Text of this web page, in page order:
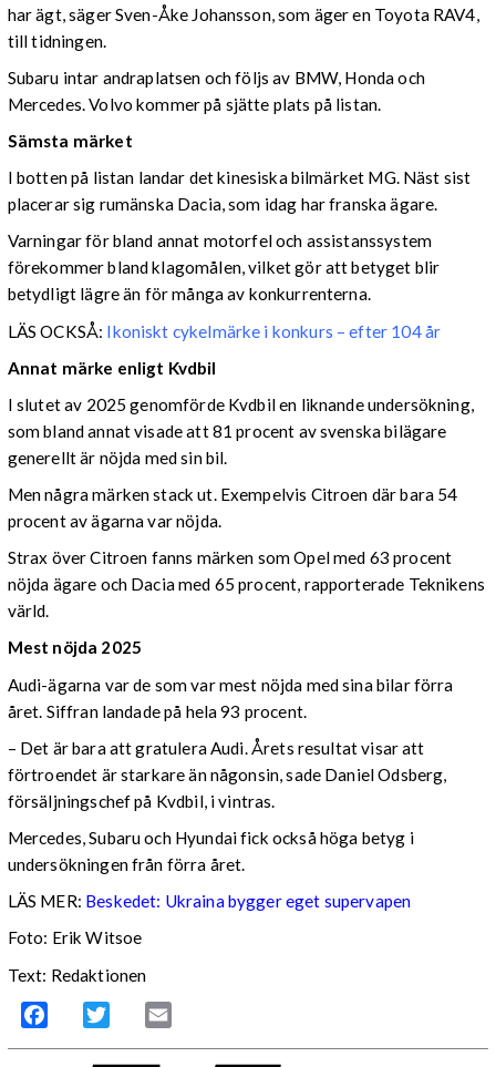
har ägt, säger Sven-Åke Johansson, som äger en Toyota RAV4,
till tidningen.
Subaru intar andraplatsen och följs av BMW, Honda och
Mercedes. Volvo kommer på sjätte plats på listan.
Sämsta märket
I botten på listan landar det kinesiska bilmärket MG. Näst sist
placerar sig rumänska Dacia, som idag har franska ägare.
Varningar för bland annat motorfel och assistanssystem
förekommer bland klagomålen, vilket gör att betyget blir
betydligt lägre än för många av konkurrenterna.
LÄS OCKSÅ: Ikoniskt cykelmärke i konkurs – efter 104 år
Annat märke enligt Kvdbil
I slutet av 2025 genomförde Kvdbil en liknande undersökning,
som bland annat visade att 81 procent av svenska bilägare
generellt är nöjda med sin bil.
Men några märken stack ut. Exempelvis Citroen där bara 54
procent av ägarna var nöjda.
Strax över Citroen fanns märken som Opel med 63 procent
nöjda ägare och Dacia med 65 procent, rapporterade Teknikens
värld.
Mest nöjda 2025
Audi-ägarna var de som var mest nöjda med sina bilar förra
året. Siffran landade på hela 93 procent.
– Det är bara att gratulera Audi. Årets resultat visar att
förtroendet är starkare än någonsin, sade Daniel Odsberg,
försäljningschef på Kvdbil, i vintras.
Mercedes, Subaru och Hyundai fick också höga betyg i
undersökningen från förra året.
LÄS MER: Beskedet: Ukraina bygger eget supervapen
Foto: Erik Witsoe
Text: Redaktionen
Facebook Twitter